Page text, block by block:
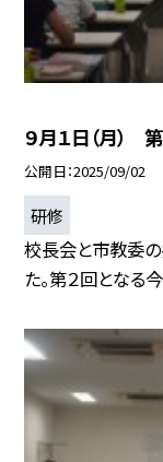
９月１日（月）
公開日 2025/09/02
研修
校長会と市教委
た。第２回となる